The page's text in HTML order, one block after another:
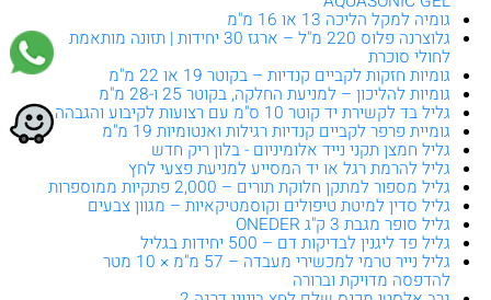
גומיה למקל הליכה 13 או 16 מ"מ
גלוצרנה פלוס 220 מ"ל – ארגז 30 יחידות | תזונה מותאמת
לחולי סוכרת
גומיות חזקות לקביים קנדיות – בקוטר 19 או 22 מ"מ
גומיות להליכון – למניעת החלקה, בקוטר 25 ו-28 מ"מ
גליל בד לקשירת יד קוטר 10 ס"מ עם רצועות לקיבוע והגבהה
גומיית פרפר לקביים קנדיות רגילות ואנטומיות 19 מ"מ
גליל חמצן תקני נייד אלומיניום - בלון ריק חדש
גליל להרמת רגל או יד המסייע למניעת פצעי לחץ
גליל מספור למתקן חלוקת תורים – 2,000 פתקיות ממוספרות
גליל סדין למיטת טיפולים וקוסמטיקאיות – מגוון צבעים
גליל סופר מגבת 3 ק"ג ONEDER
גליל פד ליגנין לבדיקות דם – 500 יחידות בגליל
גליל נייר טרמי למכשירי מעבדה – 57 מ"מ × 10 מטר
להדפסה מדויקת וברורה